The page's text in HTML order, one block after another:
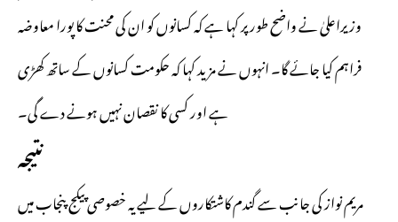
وزیراعلیٰ نے واضح طور پر کہا ہے کہ کسانوں کو ان کی محنت کا پورا معاوضہ
فراہم کیا جائے گا۔ انہوں نے مزید کہا کہ حکومت کسانوں کے ساتھ کھڑی
ہے اور کسی کا نقصان نہیں ہونے دے گی۔
نتیجہ
مریم نواز کی جانب سے گندم کاشتکاروں کے لیے یہ خصوصی پیکج پنجاب میں